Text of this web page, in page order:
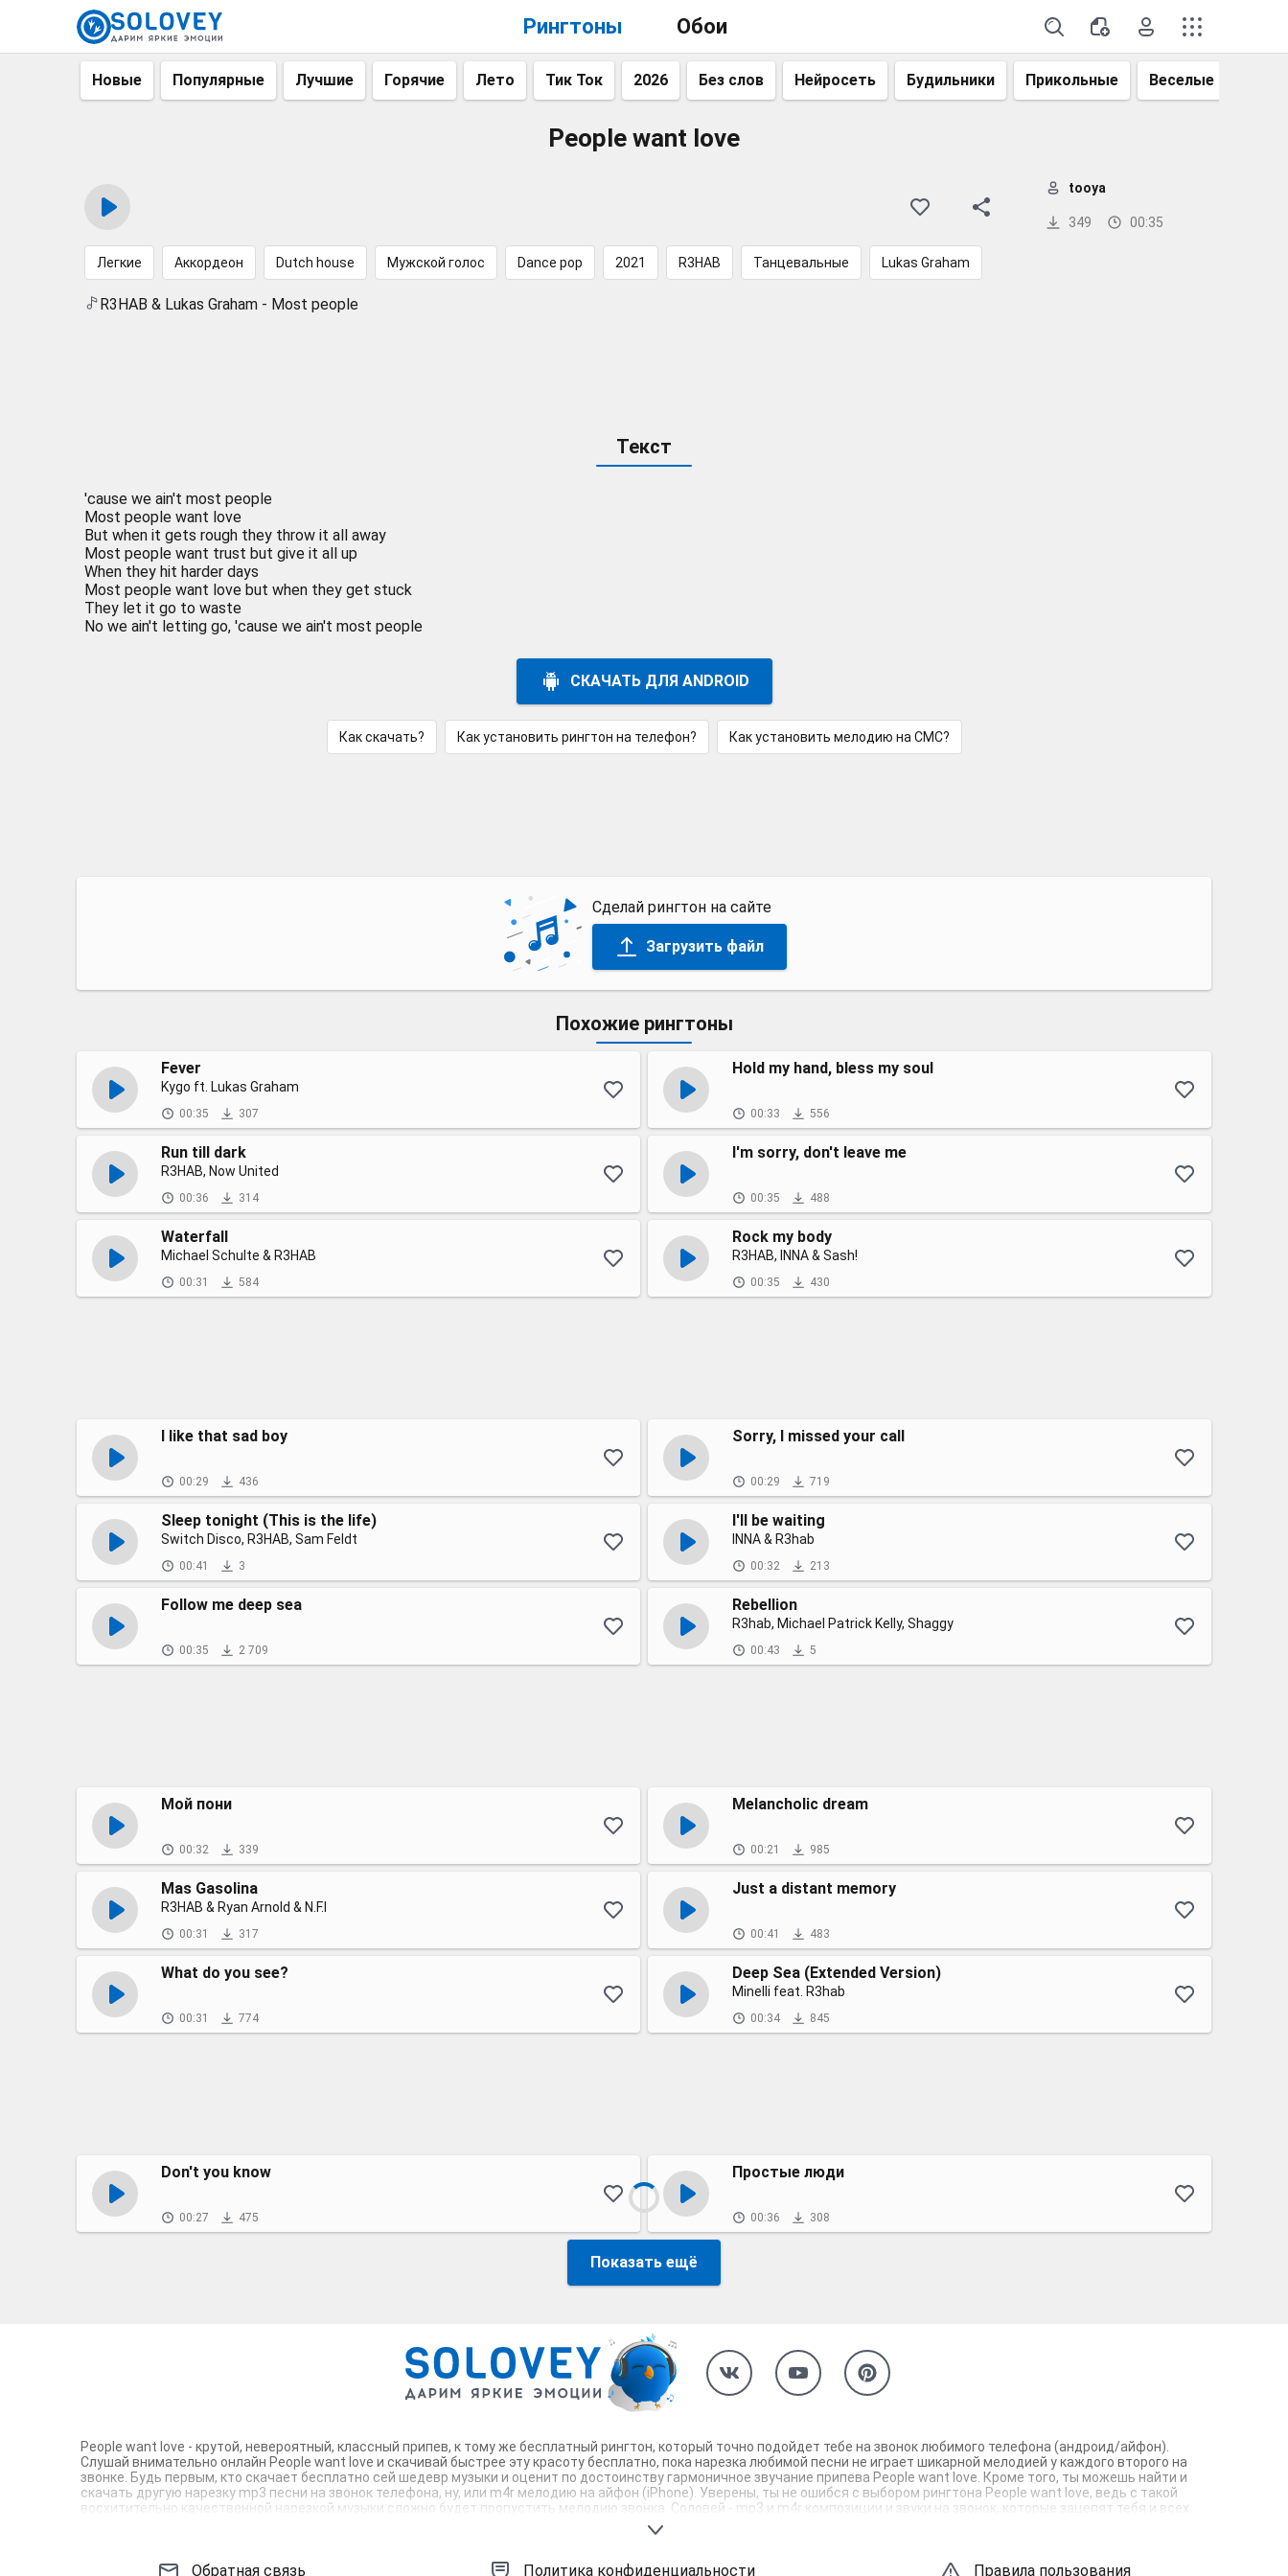
Рингтоны Обои
Новые Популярные Лучшие Горячие Лето Тик Ток 2026 Без слов Нейросеть Будильники Прикольные Веселые
People want love
349 00:35
tooya
Легкие Аккордеон Dutch house Мужской голос Dance pop 2021 R3HAB Танцевальные Lukas Graham
R3HAB & Lukas Graham - Most people
Текст
'cause we ain't most people
Most people want love
But when it gets rough they throw it all away
Most people want trust but give it all up
When they hit harder days
Most people want love but when they get stuck
They let it go to waste
No we ain't letting go, 'cause we ain't most people
СКАЧАТЬ ДЛЯ ANDROID
Как скачать? Как установить рингтон на телефон? Как установить мелодию на СМС?
Сделай рингтон на сайте
Загрузить файл
Похожие рингтоны
Fever
Kygo ft. Lukas Graham
00:35 307
Hold my hand, bless my soul
00:33 556
Run till dark
R3HAB, Now United
00:36 314
I'm sorry, don't leave me
00:35 488
Waterfall
Michael Schulte & R3HAB
00:31 584
Rock my body
R3HAB, INNA & Sash!
00:35 430
I like that sad boy
00:29 436
Sorry, I missed your call
00:29 719
Sleep tonight (This is the life)
Switch Disco, R3HAB, Sam Feldt
00:41 3
I'll be waiting
INNA & R3hab
00:32 213
Follow me deep sea
00:35 2 709
Rebellion
R3hab, Michael Patrick Kelly, Shaggy
00:43 5
Мой пони
00:32 339
Melancholic dream
00:21 985
Mas Gasolina
R3HAB & Ryan Arnold & N.F.I
00:31 317
Just a distant memory
00:41 483
What do you see?
00:31 774
Deep Sea (Extended Version)
Minelli feat. R3hab
00:34 845
Don't you know
00:27 475
Простые люди
00:36 308
Показать ещё
People want love - крутой, невероятный, классный припев, к тому же бесплатный рингтон, который точно подойдет тебе на звонок любимого телефона (андроид/айфон).
Слушай внимательно онлайн People want love и скачивай быстрее эту красоту бесплатно, пока нарезка любимой песни не играет шикарной мелодией у каждого второго на
звонке. Будь первым, кто скачает бесплатно сей шедевр музыки и оценит по достоинству гармоничное звучание припева People want love. Кроме того, ты можешь найти и
скачать другую нарезку mp3 песни на звонок телефона, ну, или m4r мелодию на айфон (iPhone). Уверены, ты не ошибся с выбором рингтона People want love, ведь с такой
восхитительно качественной нарезкой музыки сложно будет пропустить мелодию звонка. Соловей - mp3 и m4r композиции и звуки на звонок, которые зацепят тебя и всех
Обратная связь Политика конфиденциальности Правила пользования